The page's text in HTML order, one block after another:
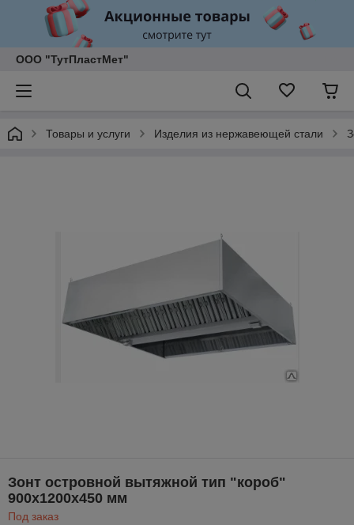
ООО "ТутПластМет"
Товары и услуги Изделия из нержавеющей стали
Зонт островной вытяжной тип "короб"
900х1200х450 мм
Под заказ